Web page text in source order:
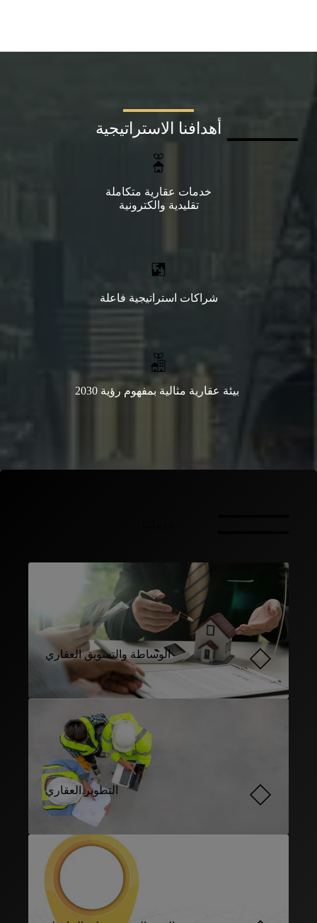
أهدافنا الاستراتيجية
خدمات عقارية متكاملة
تقليدية والكترونية
شراكات استراتيجية فاعلة
بيئة عقارية مثالية بمفهوم رؤية 2030
الوساطة والتسويق العقاري
التطوير العقاري